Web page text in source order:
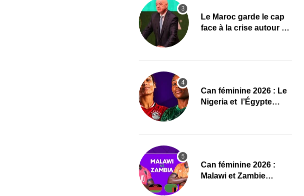
Le Maroc garde le cap
face à la crise autour de
‎Can féminine 2026 : Le
Nigeria et l’Égypte
‎Can féminine 2026 :
Malawi et Zambie